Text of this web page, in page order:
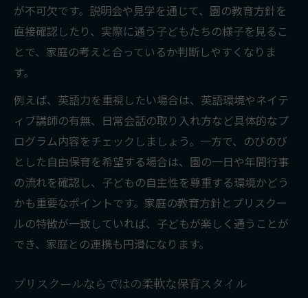
が不可欠です。説明会や見学を通じて、園の教育方針を
直接確認したり、実際に通う子どもたちの様子を見るこ
とで、家庭の考えと合っているか判断しやすくなりま
す。
例えば、英語力を重視したい場合は、英語環境やネイテ
ィブ講師の有無、日常会話の取り入れ方など具体的なプ
ログラム内容をチェックしましょう。一方で、のびのび
とした自由保育を希望する場合は、園の一日や年間行事
の流れを確認し、子どもの自主性を尊重する環境かどう
かも重要なポイントです。家庭の教育方針とプリスクー
ルの特徴が一致していれば、子どもが楽しく通うことが
でき、家庭との連携も円滑になります。
プリスクールならではの柔軟な保育スタイル